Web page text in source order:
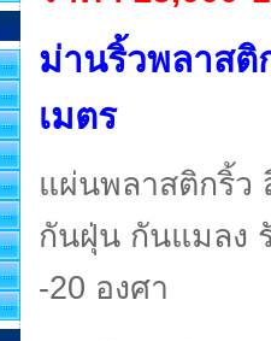
ม่านริ้วพลาสติ
เมตร
แผ่นพลาสติกริ้ว
กันฝุ่น กันแมลง
-20 องศา